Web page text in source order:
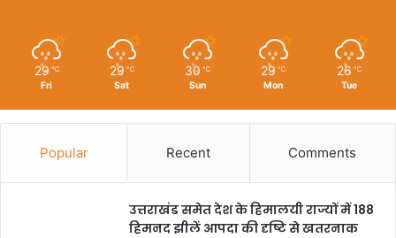
29 ℃
Fri
29 ℃
Sat
30 ℃
Sun
29 ℃
Mon
26 ℃
Tue
Popular Recent Comments
उत्तराखंड समेत देश के हिमालयी राज्यों में 188
हिमनद झीलें आपदा की दृष्टि से खतरनाक